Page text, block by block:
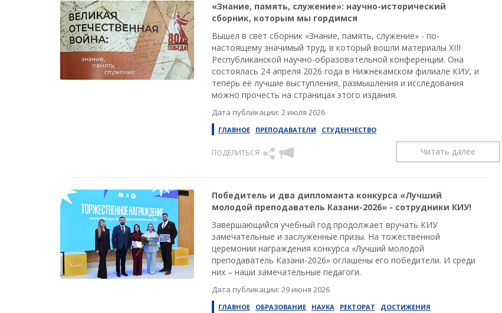
«Знание, память, служение»: научно-исторический
сборник, которым мы гордимся
Вышел в свет сборник «Знание, память, служение» - по-
настоящему значимый труд, в который вошли материалы XIII
Республиканской научно-образовательной конференции. Она
состоялась 24 апреля 2026 года в Нижнекамском филиале КИУ, и
теперь её лучшие выступления, размышления и исследования
можно прочесть на страницах этого издания.
Дата публикации: 2 июля 2026
ГЛАВНОЕ ПРЕПОДАВАТЕЛИ СТУДЕНЧЕСТВО
ПОДЕЛИТЬСЯ Читать далее
Победитель и два дипломанта конкурса «Лучший
молодой преподаватель Казани-2026» - сотрудники КИУ!
Завершающийся учебный год продолжает вручать КИУ
замечательные и заслуженные призы. На тожественной
церемонии награждения конкурса «Лучший молодой
преподаватель Казани-2026» оглашены его победители. И среди
них – наши замечательные педагоги.
Дата публикации: 29 июня 2026
ГЛАВНОЕ ОБРАЗОВАНИЕ НАУКА РЕКТОРАТ
ДОСТИЖЕНИЯ